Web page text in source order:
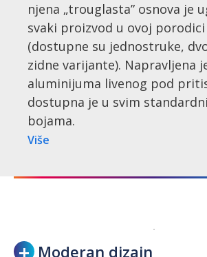
njena „trouglasta” osnova je
svaki proizvod u ovoj
(dostupne su jednostruke,
zidne varijante). Napravljena
aluminijuma livenog pod
dostupna je u svim
bojama.
Više
Moderan dizajn